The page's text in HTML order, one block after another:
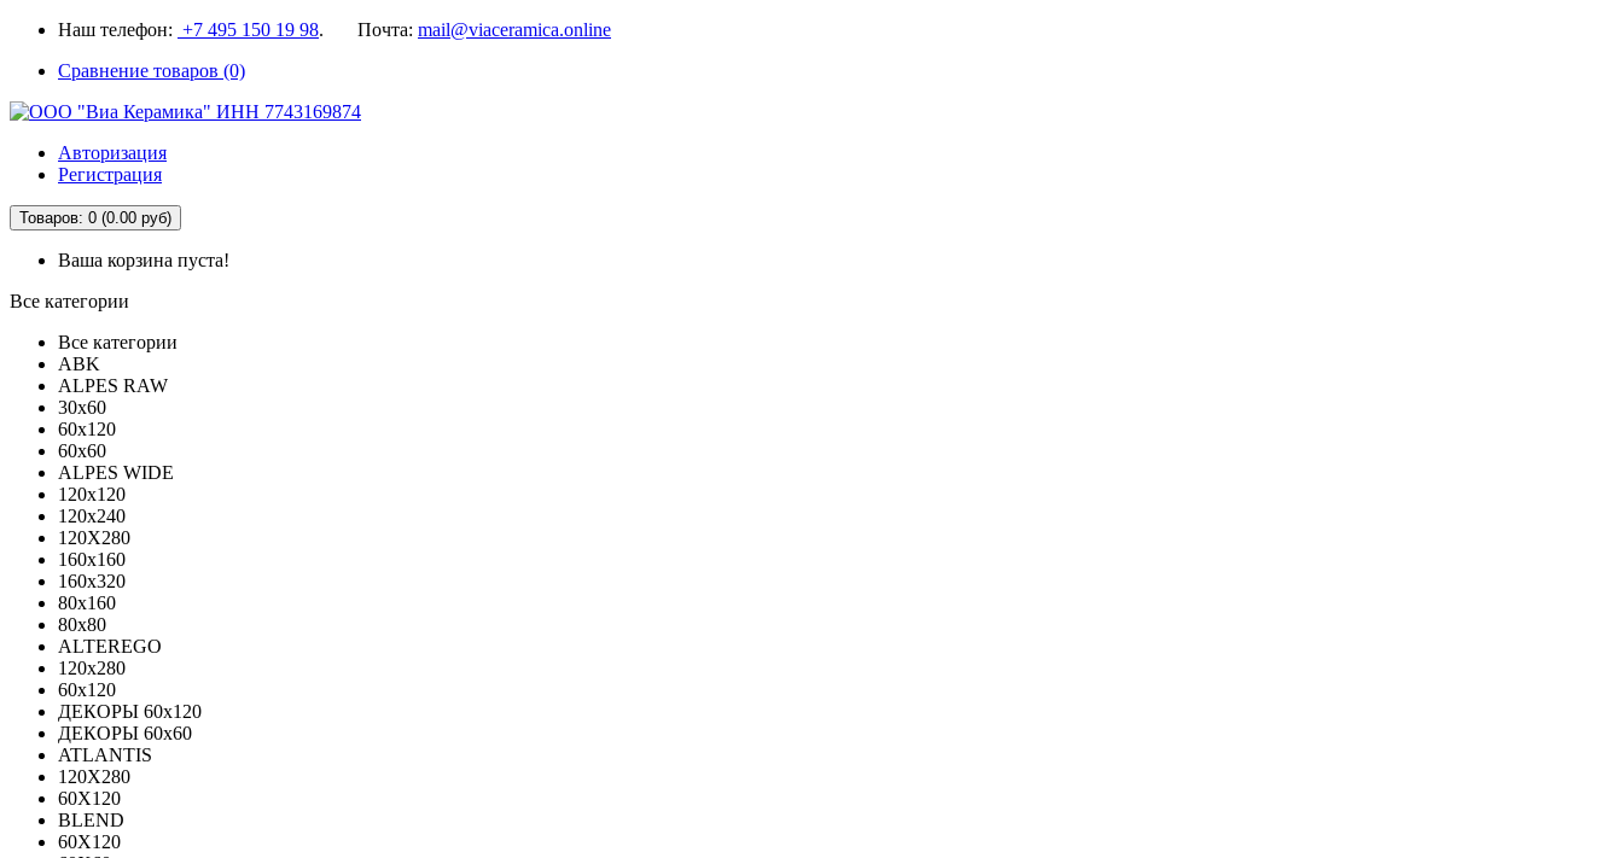
Наш телефон: +7 495 150 19 98. Почта: mail@viaceramica.online
Сравнение товаров (0)
Авторизация
Регистрация
Товаров: 0 (0.00 руб)
Ваша корзина пуста!
Все категории
Все категории
ABK
ALPES RAW
30x60
60x120
60x60
ALPES WIDE
120x120
120x240
120X280
160x160
160x320
80x160
80x80
ALTEREGO
120х280
60х120
ДЕКОРЫ 60х120
ДЕКОРЫ 60х60
ATLANTIS
120X280
60X120
BLEND
60Х120